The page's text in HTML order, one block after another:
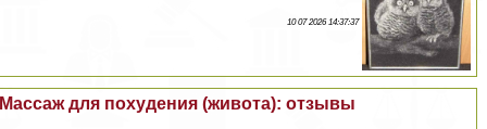
10 07 2026 14:37:37
Массаж для похудения (живота): отзывы